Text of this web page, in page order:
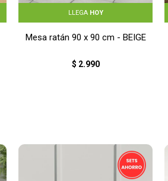
LLEGA HOY
Mesa ratán 90 x 90 cm - BEIGE
$ 2.990